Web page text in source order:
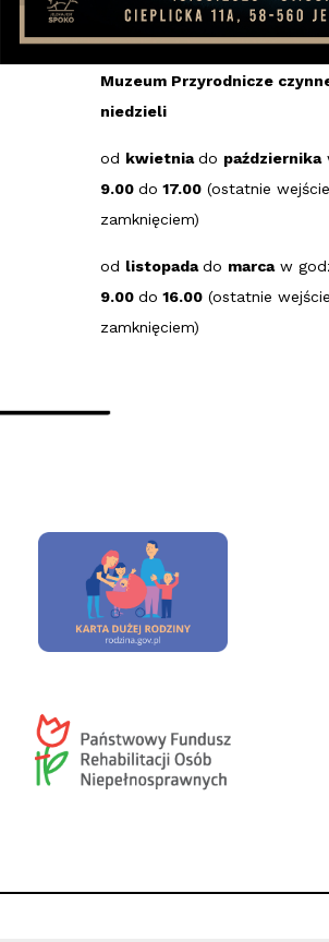
Muzeum Przyrodnicze
niedzieli
od kwietniado października
9.00 do 17.00 (ostatnie
zamknięciem)
od listopadado marcaw
9.00 do 16.00 (ostatnie
zamknięciem)